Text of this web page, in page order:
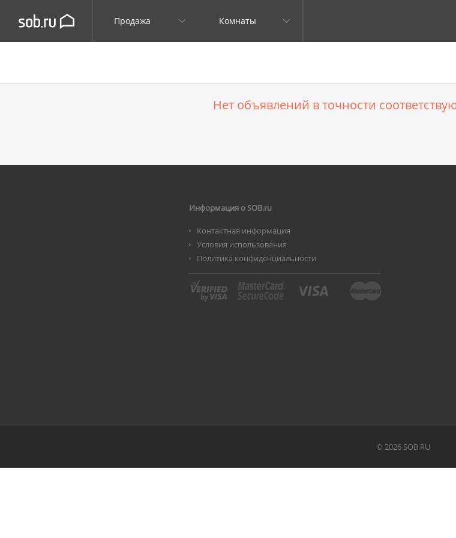
Продажа Комнаты
Нет объявлений в точности
Информация о SOB.ru
Контактная информация
Условия использования
Политика конфиденциальности
© 2026 SOB.RU